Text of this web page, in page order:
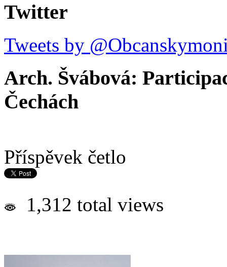
Twitter
Tweets by
Arch. Švábová:
Čechách
Příspěvek četlo
1,312 total views